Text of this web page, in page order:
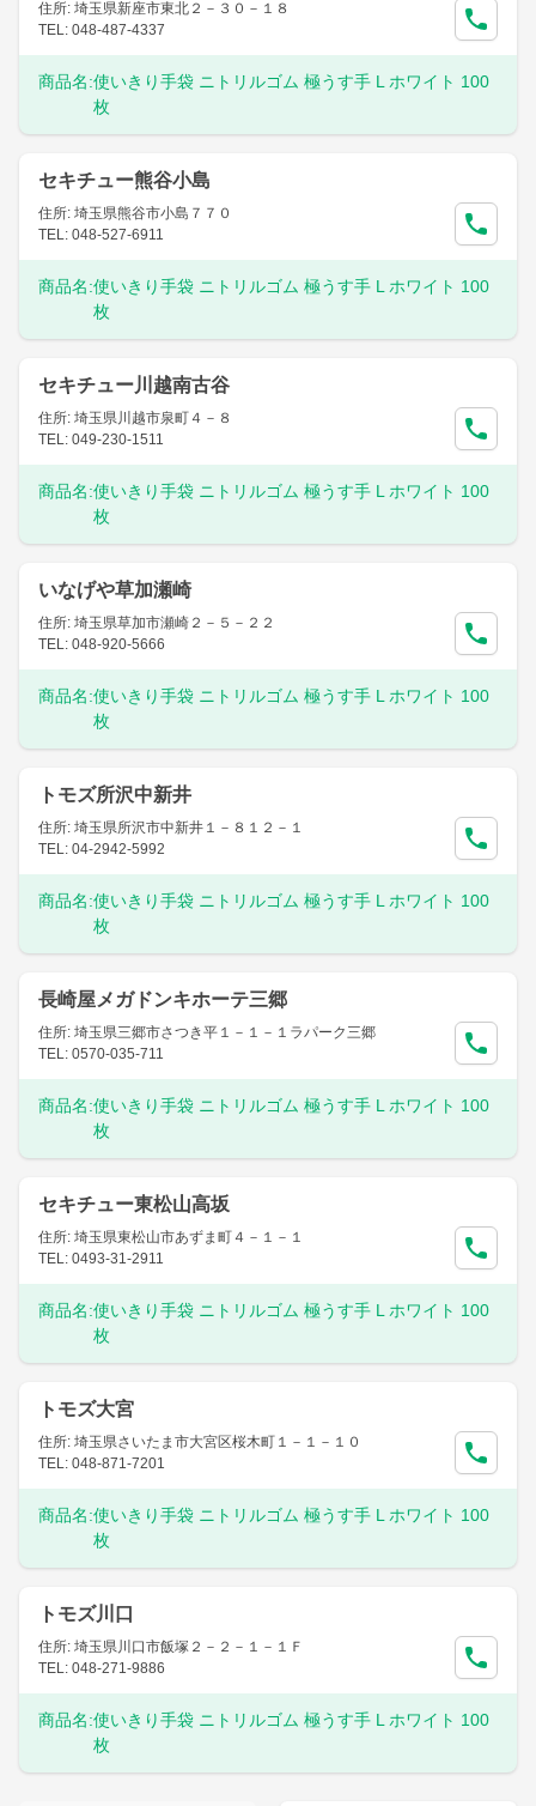
住所: 埼玉県新座市東北２－３０－１８
TEL: 048-487-4337
商品名:使いきり手袋 ニトリルゴム 極うす手 L ホワイト 100
枚
セキチュー熊谷小島
住所: 埼玉県熊谷市小島７７０
TEL: 048-527-6911
商品名:使いきり手袋 ニトリルゴム 極うす手 L ホワイト 100
枚
セキチュー川越南古谷
住所: 埼玉県川越市泉町４－８
TEL: 049-230-1511
商品名:使いきり手袋 ニトリルゴム 極うす手 L ホワイト 100
枚
いなげや草加瀬崎
住所: 埼玉県草加市瀬崎２－５－２２
TEL: 048-920-5666
商品名:使いきり手袋 ニトリルゴム 極うす手 L ホワイト 100
枚
トモズ所沢中新井
住所: 埼玉県所沢市中新井１－８１２－１
TEL: 04-2942-5992
商品名:使いきり手袋 ニトリルゴム 極うす手 L ホワイト 100
枚
長崎屋メガドンキホーテ三郷
住所: 埼玉県三郷市さつき平１－１－１ラパーク三郷
TEL: 0570-035-711
商品名:使いきり手袋 ニトリルゴム 極うす手 L ホワイト 100
枚
セキチュー東松山高坂
住所: 埼玉県東松山市あずま町４－１－１
TEL: 0493-31-2911
商品名:使いきり手袋 ニトリルゴム 極うす手 L ホワイト 100
枚
トモズ大宮
住所: 埼玉県さいたま市大宮区桜木町１－１－１０
TEL: 048-871-7201
商品名:使いきり手袋 ニトリルゴム 極うす手 L ホワイト 100
枚
トモズ川口
住所: 埼玉県川口市飯塚２－２－１－１Ｆ
TEL: 048-271-9886
商品名:使いきり手袋 ニトリルゴム 極うす手 L ホワイト 100
枚